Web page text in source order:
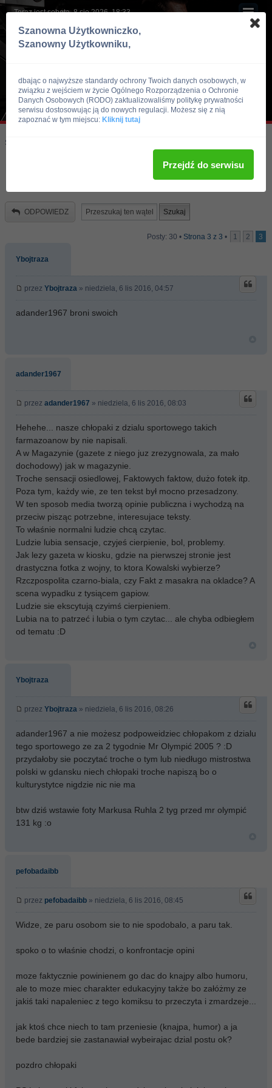
Teraz jest sobota, 8 sie 2026, 18:33
Skocz do:
KU PRZESTRODZE, ALBO KOMIKS
ODPOWIEDZ
Posty: 30 • Strona 3 z 3 • 1 2 3
Ybojtraza
przez Ybojtraza » niedziela, 6 lis 2016, 04:57
adander1967 broni swoich
adander1967
przez adander1967 » niedziela, 6 lis 2016, 08:03
Hehehe... nasze chłopaki z dzialu sportowego takich
farmazoanow by nie napisali.
A w Magazynie (gazete z niego juz zrezygnowala, za mało
dochodowy) jak w magazynie.
Troche sensacji osiedlowej, Faktowych faktow, dużo fotek itp.
Poza tym, każdy wie, ze ten tekst był mocno przesadzony.
W ten sposob media tworzą opinie publiczna i wychodzą na
przeciw pisząc potrzebne, interesujace teksty.
To właśnie normalni ludzie chcą czytac.
Ludzie lubia sensacje, czyjeś cierpienie, bol, problemy.
Jak lezy gazeta w kiosku, gdzie na pierwszej stronie jest
drastyczna fotka z wojny, to ktora Kowalski wybierze?
Rzczpospolita czarno-biala, czy Fakt z masakra na okladce? A
scena wypadku z tysiącem gapiow.
Ludzie sie ekscytują czyimś cierpieniem.
Lubia na to patrzeć i lubia o tym czytac... ale chyba odbiegłem
od tematu :D
Ybojtraza
przez Ybojtraza » niedziela, 6 lis 2016, 08:26
adander1967 a nie możesz podpoweidziec chłopakom z dzialu
tego sportowego ze za 2 tygodnie Mr Olympić 2005 ? :D
przydałoby sie poczytać troche o tym lub niedługo mistrostwa
polski w gdansku niech chłopaki troche napiszą bo o
kulturystytce nigdzie nic nie ma
btw dziś wstawie foty Markusa Ruhla 2 tyg przed mr olympić
131 kg :o
pefobadaibb
przez pefobadaibb » niedziela, 6 lis 2016, 08:45
Widze, ze paru osobom sie to nie spodobalo, a paru tak.
spoko o to właśnie chodzi, o konfrontacje opini
moze faktycznie powinienem go dac do knajpy albo humoru,
ale to moze miec charakter edukacyjny także bo załóżmy ze
jakiś taki napaleniec z tego komiksu to przeczyta i zmardzeje...
jak ktoś chce niech to tam przeniesie (knajpa, humor) a ja
bede bardziej sie zastanawiał wybeirajac dzial postu ok?
pozdro chłopaki
Szanowna Użytkowniczko,
Szanowny Użytkowniku,
dbając o najwyższe standardy ochrony Twoich danych osobowych, w
związku z wejściem w życie Ogólnego Rozporządzenia o Ochronie
Danych Osobowych (RODO) zaktualizowaliśmy politykę prywatności
serwisu dostosowując ją do nowych regulacji. Możesz się z nią
zapoznać w tym miejscu: Kliknij tutaj
Przejdź do serwisu